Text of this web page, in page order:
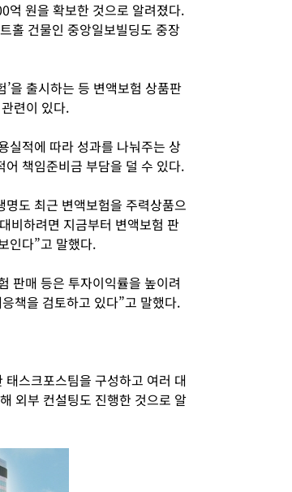
억 원을 확보한 것으로 알려졌다.
홀 건물인 중앙일보빌딩도 중장
을 출시하는 등 변액보험 상품판
련이 있다.
실적에 따라 성과를 나눠주는 상
책임준비금 부담을 덜 수 있다.
도 최근 변액보험을 주력상품으
비하려면 지금부터 변액보험 판
인다”고 말했다.
판매 등은 투자이익률을 높이려
책을 검토하고 있다”고 말했다.
스크포스팀을 구성하고 여러 대
외부 컨설팅도 진행한 것으로 알